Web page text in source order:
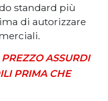
standard più
di autorizzare
ASSURDI
PRIMA CHE